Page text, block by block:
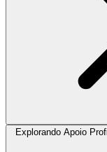
Explorando Apoio